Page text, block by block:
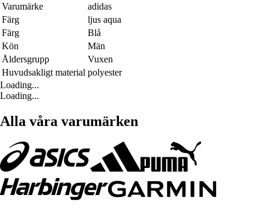
Varumärke
adidas
Färg
ljus aqua
Färg
Blå
Kön
Män
Åldersgrupp
Vuxen
Huvudsakligt material polyester
Loading...
Loading...
Alla våra varumärken